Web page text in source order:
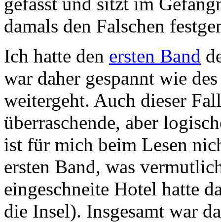
damals den Falschen
Ich hatte den ersten Band
war daher gespannt wie
weitergeht. Auch dieser
überraschende, aber
ist für mich beim Lesen
ersten Band, was
eingeschneite Hotel hatte
die Insel). Insgesamt war